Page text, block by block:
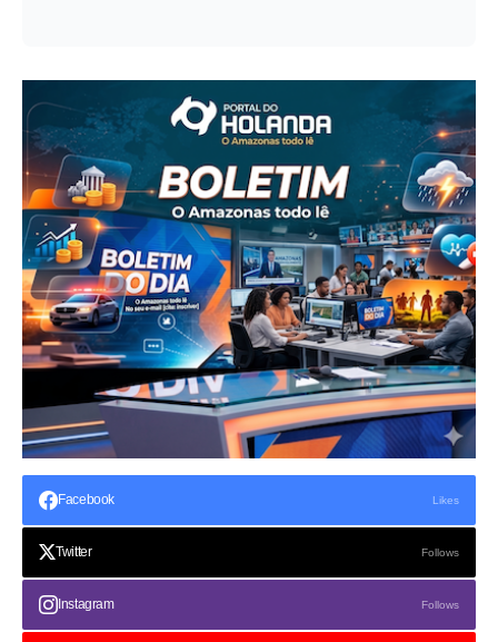
Facebook Likes
Twitter Follows
Instagram Follows